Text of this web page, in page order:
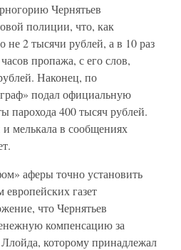
Чернятьев
полиции, что, как
не 2 тысячи рублей, а в 10 раз
пропажа, с его слов,
Наконец, по
подал официальную
парохода 400 тысяч рублей.
мелькала в сообщениях
аферы точно установить
европейских газет
что Чернятьев
компенсацию за
Ллойда, которому принадлежал